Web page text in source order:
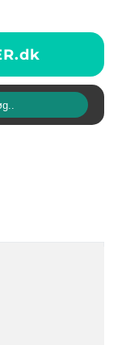
dk